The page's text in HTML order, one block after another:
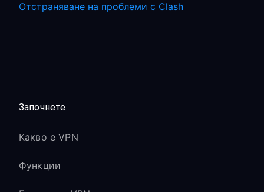
Отстраняване на проблеми с Clash
Започнете
Какво е VPN
Функции